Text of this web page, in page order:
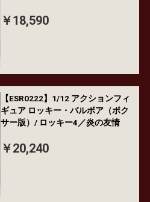
￥18,590
【ESR0222】1/12 アクションフィ
ギュア ロッキー・バルボア（ボク
サー版）/ ロッキー4／炎の友情
￥20,240